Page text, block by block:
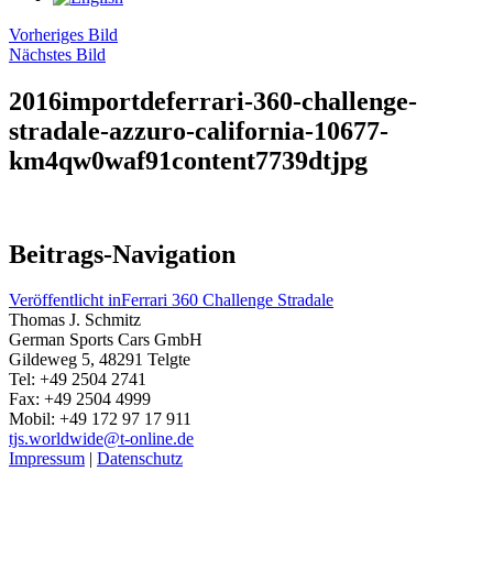
Vorheriges Bild
Nächstes Bild
2016importdeferrari-360-challenge-
stradale-azzuro-california-10677-
km4qw0waf91content7739dtjpg
Beitrags-Navigation
Veröffentlicht inFerrari 360 Challenge Stradale
Thomas J. Schmitz
German Sports Cars GmbH
Gildeweg 5, 48291 Telgte
Tel: +49 2504 2741
Fax: +49 2504 4999
Mobil: +49 172 97 17 911
tjs.worldwide@t-online.de
Impressum | Datenschutz